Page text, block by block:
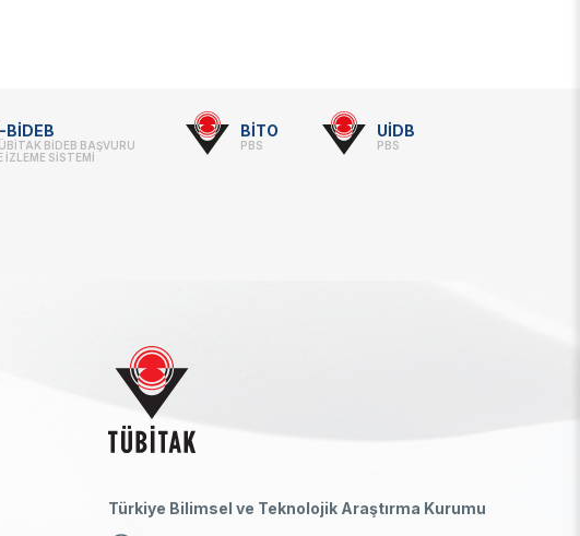
BİDEB
BİDEB BAŞVURU
İZLEME SİSTEMİ
BİTO
PBS
UİDB
PBS
Türkiye Bilimsel ve Teknolojik Araştırma Kurumu